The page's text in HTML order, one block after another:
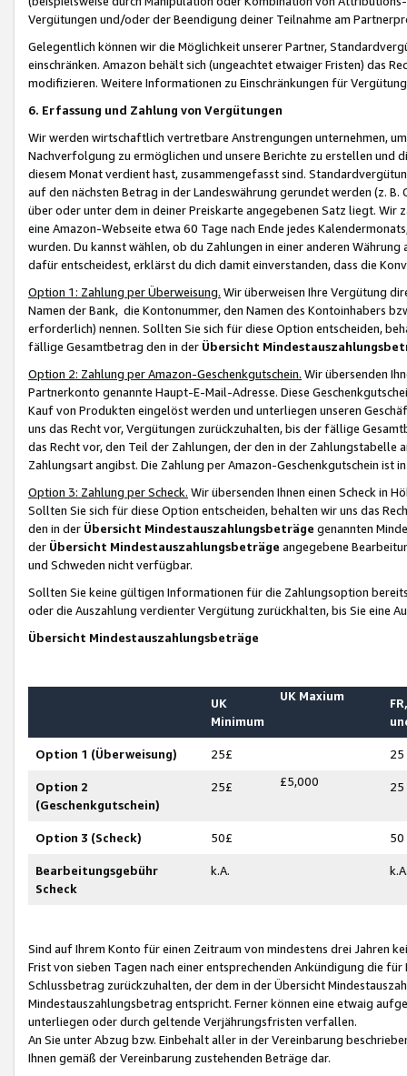
Vergütungen und/oder der Beendigung deiner Teilnahme am
Gelegentlich können wir die Möglichkeit unserer Partner,
einschränken. Amazon behält sich (ungeachtet etwaiger Fristen) das
modifizieren. Weitere Informationen zu Einschränkungen für
6. Erfassung und Zahlung von Vergütungen
Wir werden wirtschaftlich vertretbare Anstrengungen unternehmen,
Nachverfolgung zu ermöglichen und unsere Berichte zu erstellen und
diesem Monat verdient hast, zusammengefasst sind.
auf den nächsten Betrag in der Landeswährung gerundet werden (z.
über oder unter dem in deiner Preiskarte angegebenen Satz liegt.
eine Amazon-Webseite etwa 60 Tage nach Ende jedes
wurden. Du kannst wählen, ob du Zahlungen in einer anderen
dafür entscheidest, erklärst du dich damit einverstanden, dass die
Option 1: Zahlung per Überweisung. Wir überweisen Ihre Vergütung
Namen der Bank, die Kontonummer, den Namen des Kontoinhabers
erforderlich) nennen. Sollten Sie sich für diese Option entscheiden,
fällige Gesamtbetrag den in der Übersicht
Option 2: Zahlung per Amazon-Geschenkgutschein. Wir übersenden
Partnerkonto genannte Haupt-E-Mail-Adresse. Diese
Kauf von Produkten eingelöst werden und unterliegen unseren
uns das Recht vor, Vergütungen zurückzuhalten, bis der fällige
das Recht vor, den Teil der Zahlungen, der den in der
Zahlungsart angibst. Die Zahlung per Amazon-Geschenkgutschein ist
Option 3: Zahlung per Scheck. Wir übersenden Ihnen einen Scheck in
Sollten Sie sich für diese Option entscheiden, behalten wir uns das
den in der Übersicht Mindestauszahlungsbeträge genannten
der Übersicht Mindestauszahlungsbeträge angegebene
und Schweden nicht verfügbar.
Sollten Sie keine gültigen Informationen für die Zahlungsoption
oder die Auszahlung verdienter Vergütung zurückhalten, bis Sie
Übersicht Mindestauszahlungsbeträge
UK
Minimum
UK Maxium
Option 1 (Überweisung) 25£ 25
Option 2
(Geschenkgutschein)
25£ £5,000 25
Option 3 (Scheck) 50£ 50
Bearbeitungsgebühr
Scheck
k.A.
Sind auf Ihrem Konto für einen Zeitraum von mindestens drei Jahren
Frist von sieben Tagen nach einer entsprechenden Ankündigung die
Schlussbetrag zurückzuhalten, der dem in der Übersicht
Mindestauszahlungsbetrag entspricht. Ferner können eine etwaig
unterliegen oder durch geltende Verjährungsfristen verfallen.
An Sie unter Abzug bzw. Einbehalt aller in der Vereinbarung
Ihnen gemäß der Vereinbarung zustehenden Beträge dar.